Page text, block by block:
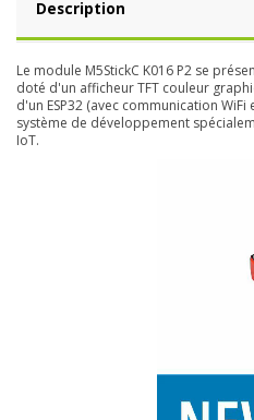
Description
Le module M5StickC K016 P2 se
doté d'un afficheur TFT couleur
d'un ESP32 (avec communication
système de développement
IoT.